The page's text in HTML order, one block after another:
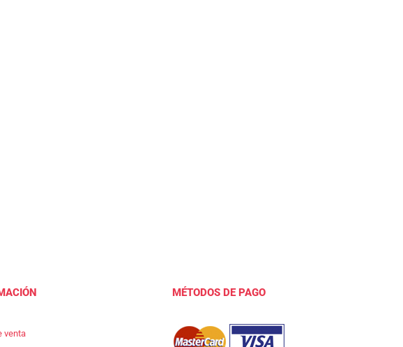
venta
MÉTODOS DE PAGO